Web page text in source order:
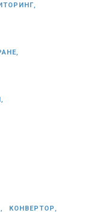
КОНВЕРТОР,